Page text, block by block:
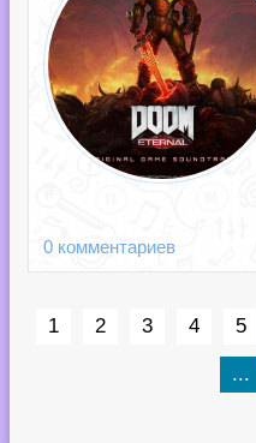
0 комментариев
1 2 3 4 5
...